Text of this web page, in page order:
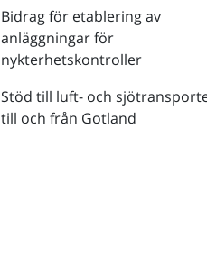
Bidrag för etablering av
anläggningar för
nykterhetskontroller
Stöd till luft- och
till och från Gotland